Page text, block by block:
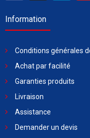
Information
Conditions générales
Achat par facilité
Garanties produits
Livraison
Assistance
Demander un devis